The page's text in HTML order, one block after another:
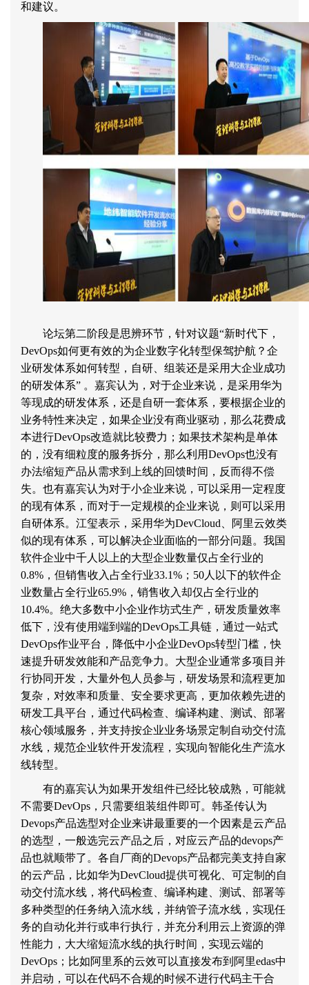
和建议。
论坛第二阶段是思辨环节，针对议题“新时代下，
DevOps如何更有效的为企业数字化转型保驾护航？企
业研发体系如何转型，自研、组装还是采用大企业成功
的研发体系” 。嘉宾认为，对于企业来说，是采用华为
等现成的研发体系，还是自研一套体系，要根据企业的
业务特性来决定，如果企业没有商业驱动，那么花费成
本进行DevOps改造就比较费力；如果技术架构是单体
的，没有细粒度的服务拆分，那么利用DevOps也没有
办法缩短产品从需求到上线的回馈时间，反而得不偿
失。也有嘉宾认为对于小企业来说，可以采用一定程度
的现有体系，而对于一定规模的企业来说，则可以采用
自研体系。江玺表示，采用华为DevCloud 、阿里云效类
似的现有体系，可以解决企业面临的一部分问题。我国
软件企业中千人以上的大型企业数量仅占全行业的
0.8% ，但销售收入占全行业33.1% ； 50人以下的软件企
业数量占全行业65.9% ，销售收入却仅占全行业的
10.4%。绝大多数中小企业作坊式生产，研发质量效率
低下，没有使用端到端的DevOps工具链，通过一站式
DevOps作业平台，降低中小企业DevOps转型门槛，快
速提升研发效能和产品竞争力。大型企业通常多项目并
行协同开发，大量外包人员参与，研发场景和流程更加
复杂，对效率和质量、安全要求更高，更加依赖先进的
研发工具平台，通过代码检查、编译构建、测试、部署
核心领域服务，并支持按企业业务场景定制自动交付流
水线，规范企业软件开发流程，实现向智能化生产流水
线转型。
有的嘉宾认为如果开发组件已经比较成熟，可能就
不需要DevOps ，只需要组装组件即可。韩圣传认为
Devops产品选型对企业来讲最重要的一个因素是云产品
的选型，一般选完云产品之后，对应云产品的devops产
品也就顺带了。各自厂商的Devops产品都完美支持自家
的云产品，比如华为DevCloud提供可视化、可定制的自
动交付流水线，将代码检查、编译构建、测试、部署等
多种类型的任务纳入流水线，并纳管子流水线，实现任
务的自动化并行或串行执行，并充分利用云上资源的弹
性能力，大大缩短流水线的执行时间，实现云端的
DevOps ；比如阿里系的云效可以直接发布到阿里edas中
并启动，可以在代码不合规的时候不进行代码主干合